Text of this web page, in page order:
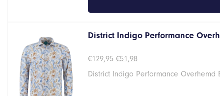
District Indigo Performance
€129,95 Oorspronkelijke
was:
€51,98Huidige
is:
District Indigo Performance Overhemd